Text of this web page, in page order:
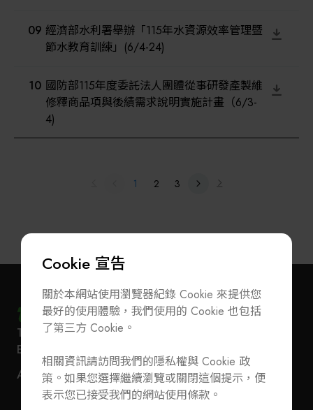
09 經濟部水利署舉辦「115年水資源效率管理暨
節水教育訓練」(6/4-24)
10 國防部115年度委託法人團體從事研發產製維
修釋商品項與後績需求說明實施計畫（6/3-
4)
1 2 3
T +886-2-27293933F+886-2-27293950
E-Mail
ADD
110 台北市信義路五段 5 號 3 樓 3E41 室（秘書處
地址）
Cookie 宣告
關於本網站使用瀏覽器紀錄 Cookie 來提供您
最好的使用體驗，我們使用的 Cookie 也包括
了第三方 Cookie。
相關資訊請訪問我們的隱私權與 Cookie 政
策。如果您選擇繼續瀏覽或關閉這個提示，便
表示您已接受我們的網站使用條款。
聯絡我們
T+886-2-27293933F+886-2-27293950